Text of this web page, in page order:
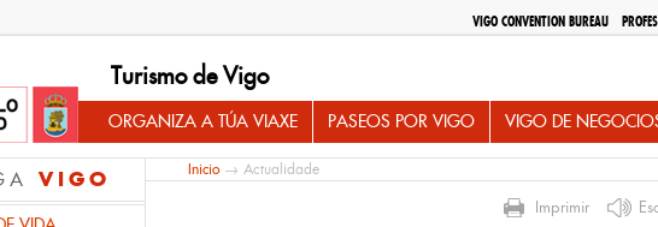
VIGO CONVENTION BUREAU
Turismo de Vigo
ORGANIZA A TÚA VIAXE PASEOS POR VIGO VIGO DE
VIGO Inicio→ Actualidade
Imprimir